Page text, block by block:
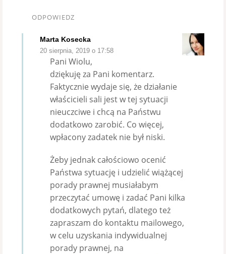
ODPOWIEDZ
Marta Kosecka
20 sierpnia, 2019 o 17:58
Pani Wiolu,
dziękuję za Pani komentarz.
Faktycznie wydaje się, że działanie
właścicieli sali jest w tej sytuacji
nieuczciwe i chcą na Państwu
dodatkowo zarobić. Co więcej,
wpłacony zadatek nie był niski.
Żeby jednak całościowo ocenić
Państwa sytuację i udzielić wiążącej
porady prawnej musiałabym
przeczytać umowę i zadać Pani kilka
dodatkowych pytań, dlatego też
zapraszam do kontaktu mailowego,
w celu uzyskania indywidualnej
porady prawnej, na